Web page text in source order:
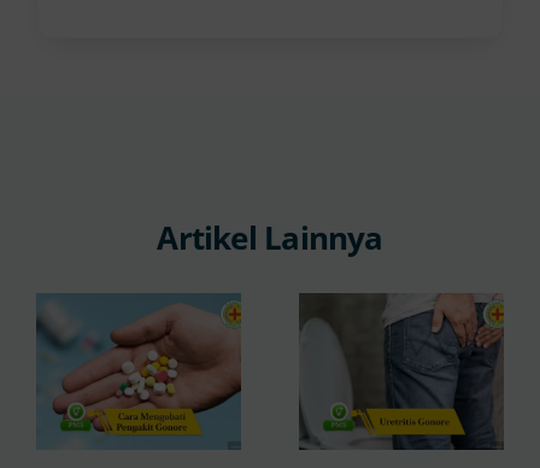
Artikel Lainnya